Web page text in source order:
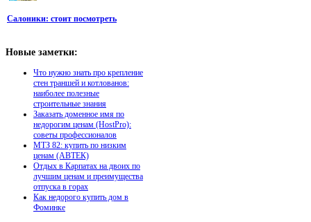
Салоники: стоит посмотреть
Новые заметки:
Что нужно знать про крепление
стен траншей и котлованов:
наиболее полезные
строительные знания
Заказать доменное имя по
недорогим ценам (HostPro):
советы профессионалов
МТЗ 82: купить по низким
ценам (АВТЕК)
Отдых в Карпатах на двоих по
лучшим ценам и преимущества
отпуска в горах
Как недорого купить дом в
Фоминке